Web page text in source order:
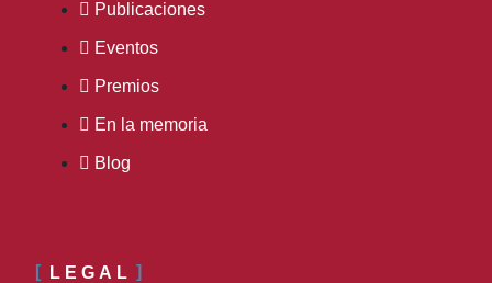
Publicaciones
Eventos
Premios
En la memoria
Blog
LEGAL